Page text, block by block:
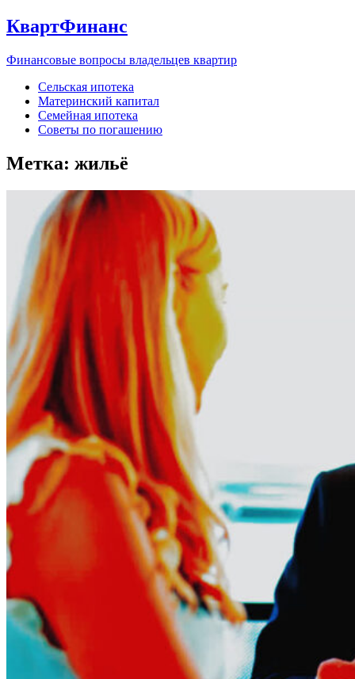
КвартФинанс
Финансовые вопросы владельцев квартир
Сельская ипотека
Материнский капитал
Семейная ипотека
Советы по погашению
Метка: жильё